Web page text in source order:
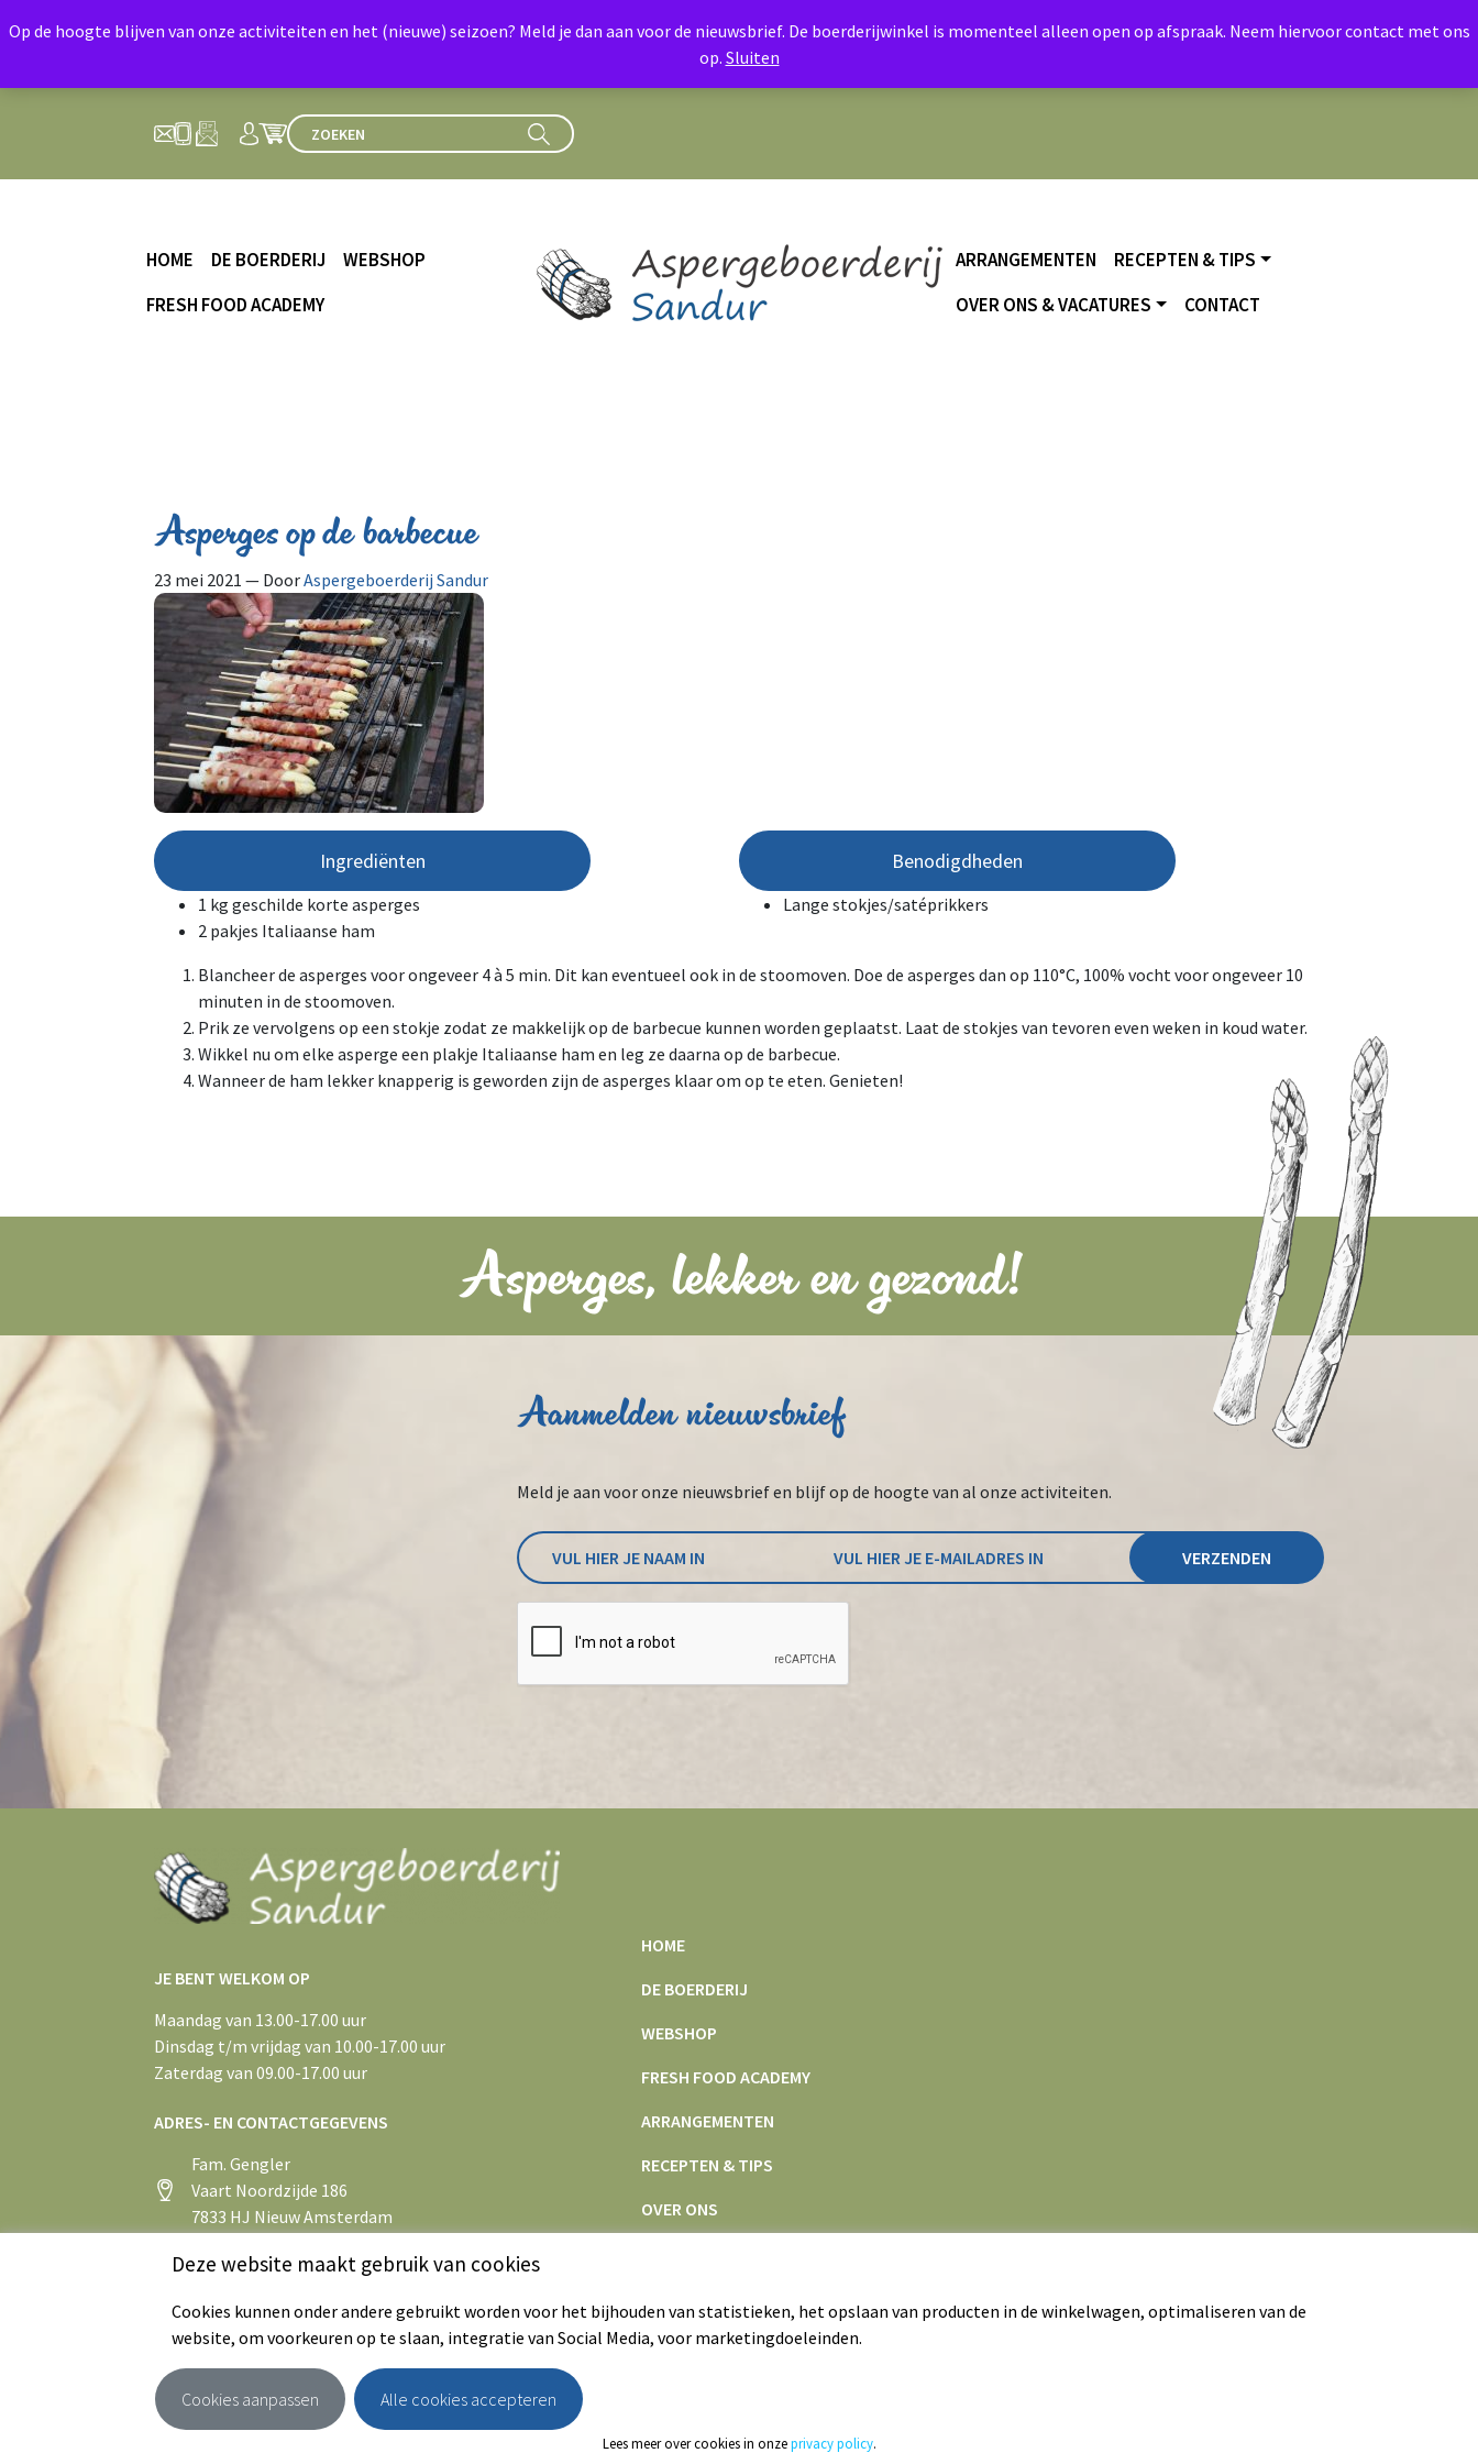
HOME DE BOERDERIJ
WEBSHOP
FRESH FOOD ACADEMY
ARRANGEMENTEN
RECEPTEN & TIPS
OVER ONS & VACATURES
CONTACT
Asperges op de barbecue
23 mei 2021 — DoorAspergeboerderij Sandur
Ingrediënten
1 kg geschilde korte asperges
2 pakjes Italiaanse ham
Benodigdheden
Lange stokjes/satéprikkers
Blancheer de asperges voor ongeveer 4 à 5 min. Dit kan eventueel ook in de stoomoven. Doe de asperges dan op 110°C, 100% vocht voor ongeveer 10
minuten in de stoomoven.
Prik ze vervolgens op een stokje zodat ze makkelijk op de barbecue kunnen worden geplaatst. Laat de stokjes van tevoren even weken in koud water.
Wikkel nu om elke asperge een plakje Italiaanse ham en leg ze daarna op de barbecue.
Wanneer de ham lekker knapperig is geworden zijn de asperges klaar om op te eten. Genieten!
Asperges, lekker en gezond!
Aanmelden nieuwsbrief
Meld je aan voor onze nieuwsbrief en blijf op de hoogte van al onze activiteiten.
JE BENT WELKOM OP
Maandag van 13.00-17.00 uur
Dinsdag t/m vrijdag van 10.00-17.00 uur
Zaterdag van 09.00-17.00 uur
ADRES- EN CONTACTGEGEVENS
Fam. Gengler
Vaart Noordzijde 186
7833 HJ Nieuw Amsterdam
+31 (0)591 55 43 75
HOME
DE BOERDERIJ
WEBSHOP
FRESH FOOD ACADEMY
ARRANGEMENTEN
RECEPTEN & TIPS
OVER ONS
© 2026 - Aspergeboerderij Sandur Webshop De boerderij
Op de hoogte blijven van onze activiteiten en het (nieuwe) seizoen? Meld je dan aan voor de nieuwsbrief. De boerderijwinkel is momenteel alleen open op afspraak. Neem hiervoor contact met ons
op. Sluiten
Deze website maakt gebruik van cookies
Cookies kunnen onder andere gebruikt worden voor het bijhouden van statistieken, het opslaan van producten in de winkelwagen, optimaliseren van de
website, om voorkeuren op te slaan, integratie van Social Media, voor marketingdoeleinden.
Cookies aanpassen Alle cookies accepteren
Lees meer over cookies in onzeprivacy policy.